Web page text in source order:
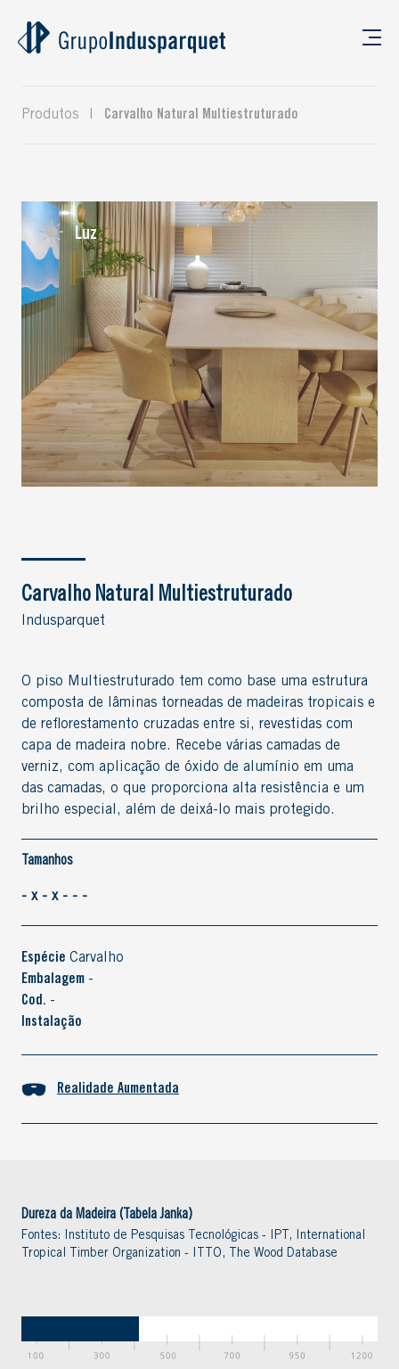
Produtos Carvalho Natural Multiestruturado
Luz
Carvalho Natural Multiestruturado
Indusparquet
O piso Multiestruturado tem como base uma estrutura
composta de lâminas torneadas de madeiras tropicais e
de reflorestamento cruzadas entre si, revestidas com
capa de madeira nobre. Recebe várias camadas de
verniz, com aplicação de óxido de alumínio em uma
das camadas, o que proporciona alta resistência e um
brilho especial, além de deixá-lo mais protegido.
Tamanhos
- x - x - - -
Espécie Carvalho
Embalagem -
Cod. -
Instalação
Realidade Aumentada
Dureza da Madeira (Tabela Janka)
Fontes: Instituto de Pesquisas Tecnológicas - IPT, International
Tropical Timber Organization - ITTO, The Wood Database